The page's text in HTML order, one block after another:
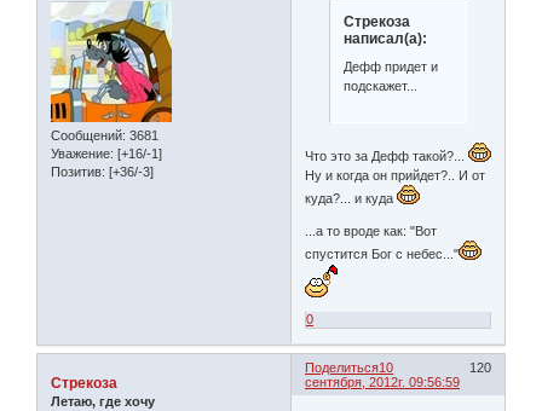
Сообщений: 3681
Уважение: [+16/-1]
Позитив: [+36/-3]
Стрекоза
написал(а):
Дефф придет и
подскажет...
Что это за Дефф такой?...
Ну и когда он прийдет?.. И от
куда?... и куда
...а то вроде как: "Вот
спустится Бог с небес..."
0
Поделиться 120
10
сентября, 2012г. 09:56:59
Стрекоза
Летаю, где хочу